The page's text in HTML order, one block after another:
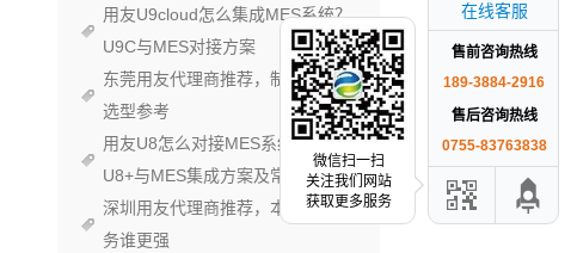
用友U9cloud怎么集成MES系统？
U9C与MES对接方案
东莞用友代理商推荐，制造企业
选型参考
用友U8怎么对接MES系统？
U8+与MES集成方案及常见踩坑
深圳用友代理商推荐，本地化服
务谁更强
在线客服
售前咨询热线
189-3884-2916
售后咨询热线
0755-83763838
微信扫一扫
关注我们网站
获取更多服务